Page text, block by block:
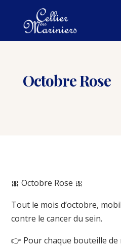
Octobre Rose
🎀 Octobre Rose 🎀
Tout le mois d’octobre,
contre le cancer du sein.
👉 Pour chaque bouteille de